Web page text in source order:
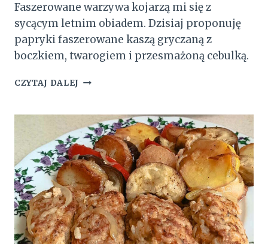
Faszerowane warzywa kojarzą mi się z
sycącym letnim obiadem. Dzisiaj proponuję
papryki faszerowane kaszą gryczaną z
boczkiem, twarogiem i przesmażoną cebulką.
CZYTAJ DALEJ PAPRYKA
Z
TWAROGIEM